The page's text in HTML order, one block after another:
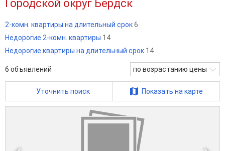
Городской округ Бердск
2-комн. квартиры на длительный срок6
Недорогие 2-комн. квартиры 14
Недорогие квартиры на длительный срок 14
6 объявлений по возрастанию цены
Уточнить поиск Показать на карте